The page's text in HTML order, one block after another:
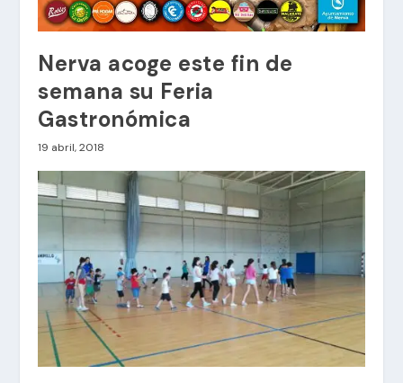
Nerva acoge este fin de
semana su Feria
Gastronómica
19 abril, 2018